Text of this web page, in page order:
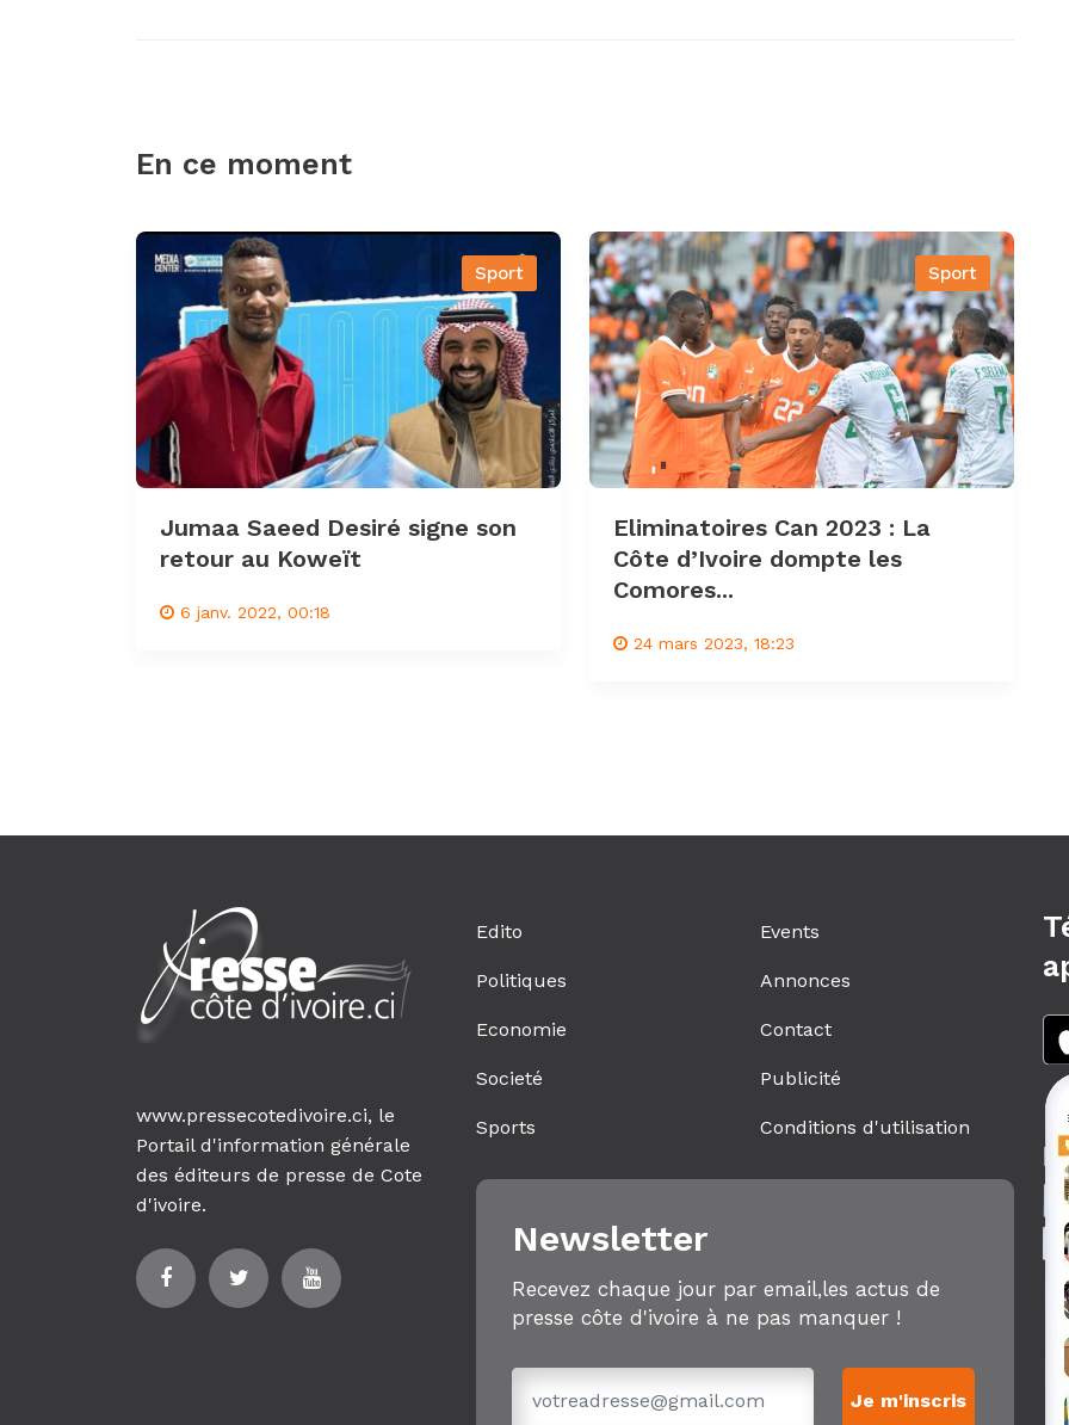
En ce moment
Sport
Jumaa Saeed Desiré signe son
retour au Koweït
6 janv. 2022, 00:18
Sport
Eliminatoires Can 2023 : La
Côte d’Ivoire dompte les
Comores...
24 mars 2023, 18:23
www.pressecotedivoire.ci, le
Portail d'information générale
des éditeurs de presse de Cote
d'ivoire.
Edito
Politiques
Economie
Societé
Sports
Events
Annonces
Contact
Publicité
Conditions d'utilisation
Newsletter
Recevez chaque jour par email,les actus de
presse côte d'ivoire à ne pas manquer !
Je m'inscris